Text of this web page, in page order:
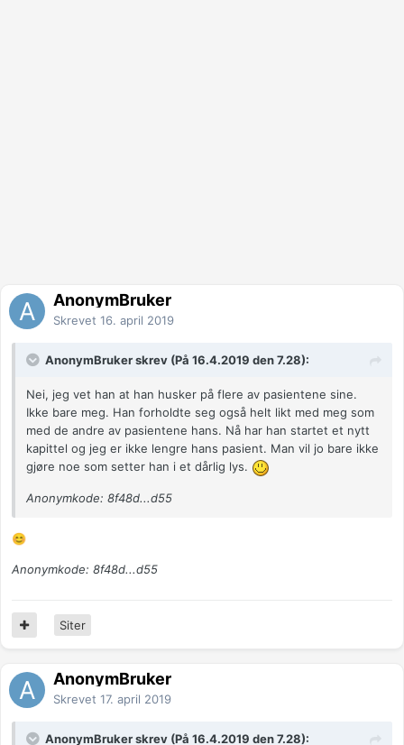
AnonymBruker
Skrevet 16. april 2019
AnonymBruker skrev (På 16.4.2019 den 7.28):
Nei, jeg vet han at han husker på flere av pasientene sine.
Ikke bare meg. Han forholdte seg også helt likt med meg som
med de andre av pasientene hans. Nå har han startet et nytt
kapittel og jeg er ikke lengre hans pasient. Man vil jo bare ikke
gjøre noe som setter han i et dårlig lys.
Anonymkode: 8f48d...d55
😊
Anonymkode: 8f48d...d55
Siter
AnonymBruker
Skrevet 17. april 2019
AnonymBruker skrev (På 16.4.2019 den 7.28):